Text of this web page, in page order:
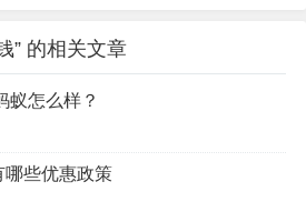
” 的相关文章
蚁怎么样？
哪些优惠政策